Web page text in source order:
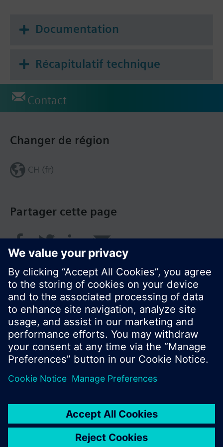
d'extension avec un régulateur universel Synco™ .
- Appareil de service et d'exploitation embrochable
RMZ790
- Appareil de service et d'exploitation à distance
Remarque
de, en, fr, nl
Documentation
Récapitulatif technique
Contact
Partager cette page
Changer de région
CH (fr)
© Siemens Switzerland Ltd. 2018
Le portefeuille des produits peut varier en
Conditions d'utilisation